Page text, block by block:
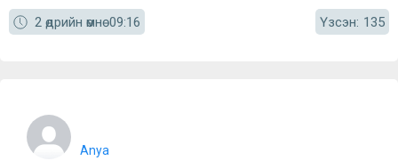
2 өдрийн өмнө 09:16 Үзсэн: 135
Anya